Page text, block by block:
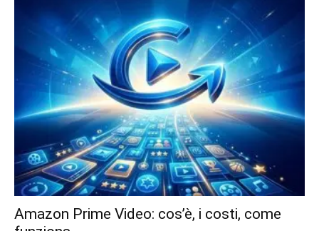
Amazon Prime Video: cos’è, i costi, come